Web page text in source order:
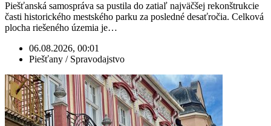
Piešťanská samospráva sa pustila do zatiaľ najväčšej rekonštrukcie
časti historického mestského parku za posledné desaťročia. Celková
plocha riešeného územia je…
06.08.2026, 00:01
Piešťany / Spravodajstvo